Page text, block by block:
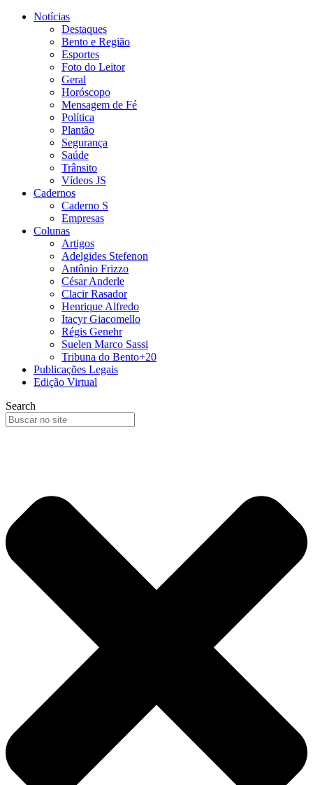
Notícias
Destaques
Bento e Região
Esportes
Foto do Leitor
Geral
Horóscopo
Mensagem de Fé
Política
Plantão
Segurança
Saúde
Trânsito
Vídeos JS
Cadernos
Caderno S
Empresas
Colunas
Artigos
Adelgides Stefenon
Antônio Frizzo
César Anderle
Clacir Rasador
Henrique Alfredo
Itacyr Giacomello
Régis Genehr
Suelen Marco Sassi
Tribuna do Bento+20
Publicações Legais
Edição Virtual
Search